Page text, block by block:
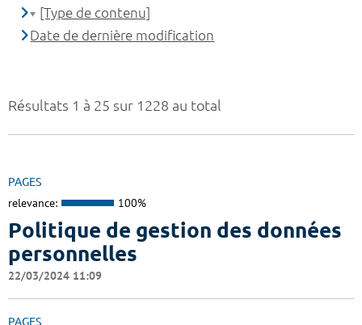
Résultats 1 à 25 sur 1228 au total
PAGES
relevance: 100%
Politique de gestion des données
personnelles
22/03/2024 11:09
PAGES
[Type de contenu]
Date de dernière modification